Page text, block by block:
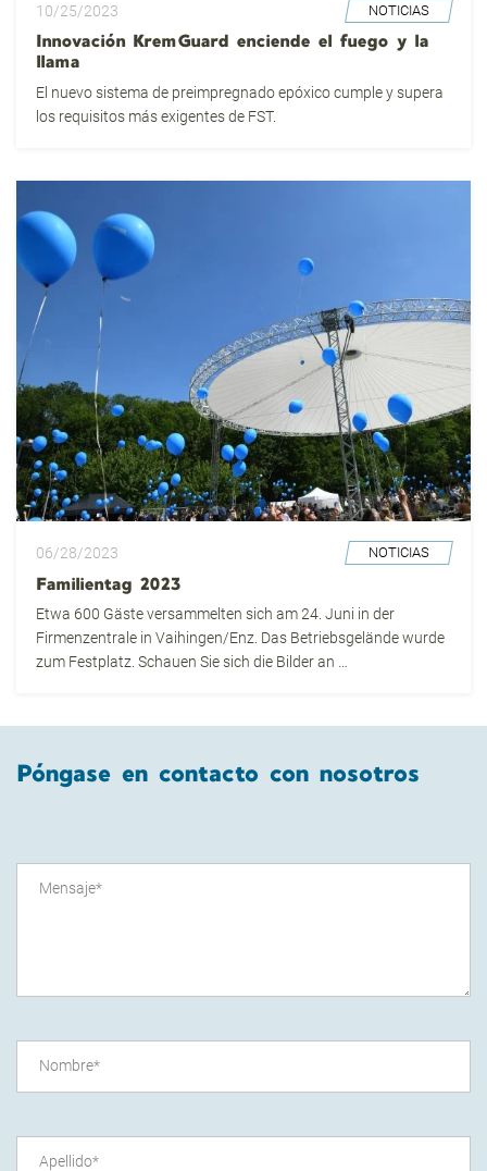
10/25/2023 NOTICIAS
Innovación KremGuard enciende el fuego y la
llama
El nuevo sistema de preimpregnado epóxico cumple y supera
los requisitos más exigentes de FST.
06/28/2023 NOTICIAS
Familientag 2023
Etwa 600 Gäste versammelten sich am 24. Juni in der
Firmenzentrale in Vaihingen/Enz. Das Betriebsgelände wurde
zum Festplatz. Schauen Sie sich die Bilder an …
Póngase en contacto con nosotros
Mensaje*
Nombre*
Apellido*